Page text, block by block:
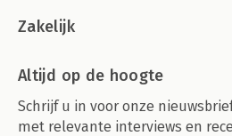
Zakelijk
Altijd op de hoogte
Schrijf u in voor onze
met relevante interviews en